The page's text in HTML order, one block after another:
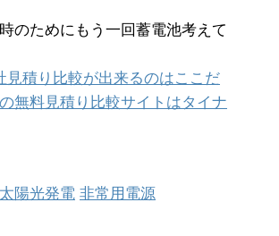
のためにもう一回蓄電池考えて
見積り比較が出来るのはここだ
無料見積り比較サイトはタイナ
陽光発電 非常用電源